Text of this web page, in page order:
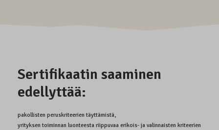
Sertifikaatin saaminen
edellyttää:
pakollisten peruskriteerien täyttämistä,
yrityksen toiminnan luonteesta riippuvaa erikois- ja valinnaisten kriteerien